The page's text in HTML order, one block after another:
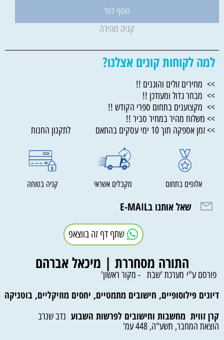
הוסף לסל
קניה מהירה
למה לקוחות קונים אצלנו?
>> מחירים זולים והוגנים !!
>> מבחר גדול ומעודכן !!
>> מקצוענים בתחום ספרי הקודש !!
>> משלוח מהיר במחיר סביר !!
>> זמן אספקה תוך 10 ימי עסקים בהתאם לתקנון החנות
אלופים בתחום מקבלים אשראי קניה בטוחה
שאל אותנו בE-MAIL
שתף דף זה בווצאפ
התורה מסחררת | מיכאל אברהם
פורסם ע"י מערכת 'שבת - מקור ראשון'
דיונים פילוסופיים, חישובים מתמטיים, יחסים מוזיקליים, בוטניקה
קרן זווית מחשבות וחישובים לפרשות השבוע נדב שנרב
הוצאת המחבר, תשע"ה, 448 עמ'